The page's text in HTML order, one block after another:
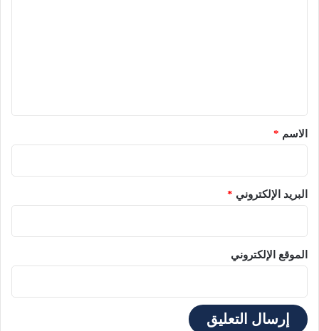
*الاسم *
البريد الإلكتروني *
الموقع الإلكتروني